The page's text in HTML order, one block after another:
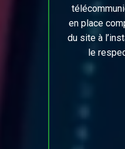
en place
du site à
le